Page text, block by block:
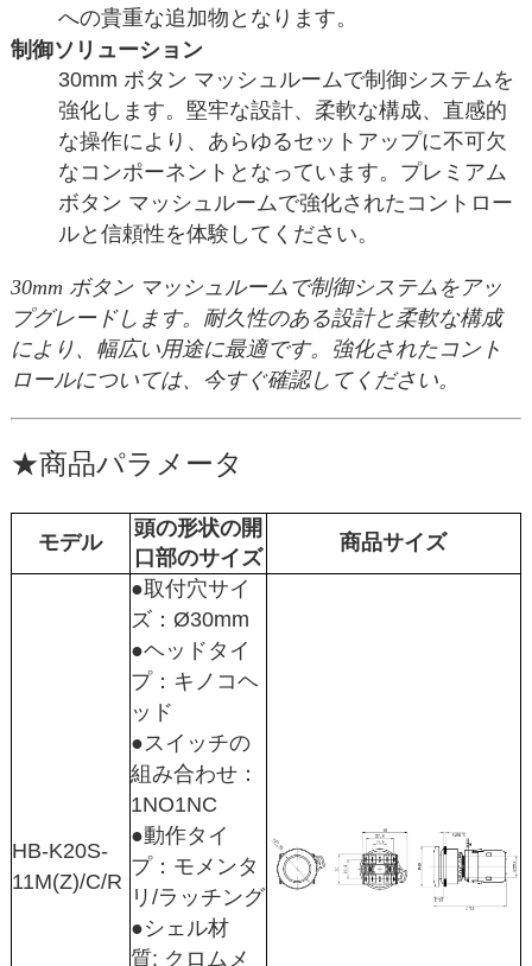
への貴重な追加物となります。
制御ソリューション
30mm ボタン マッシュルームで制御システムを
強化します。堅牢な設計、柔軟な構成、直感的
な操作により、あらゆるセットアップに不可欠
なコンポーネントとなっています。プレミアム
ボタン マッシュルームで強化されたコントロー
ルと信頼性を体験してください。
30mm ボタン マッシュルームで制御システムをアッ
プグレードします。耐久性のある設計と柔軟な構成
により、幅広い用途に最適です。強化されたコント
ロールについては、今すぐ確認してください。
★商品パラメータ
モデル
頭の形状の開
口部のサイズ
商品サイズ
HB-K20S-
11M(Z)/C/R
●取付穴サイ
ズ：Ø30mm
●ヘッドタイ
プ：キノコヘ
ッド
●スイッチの
組み合わせ：
1NO1NC
●動作タイ
プ：モメンタ
リ/ラッチング
●シェル材
質: クロムメ